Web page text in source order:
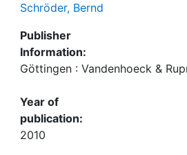
Schröder, Bernd
Publisher
Information:
Göttingen : Vandenhoeck &
Year of
publication:
2010